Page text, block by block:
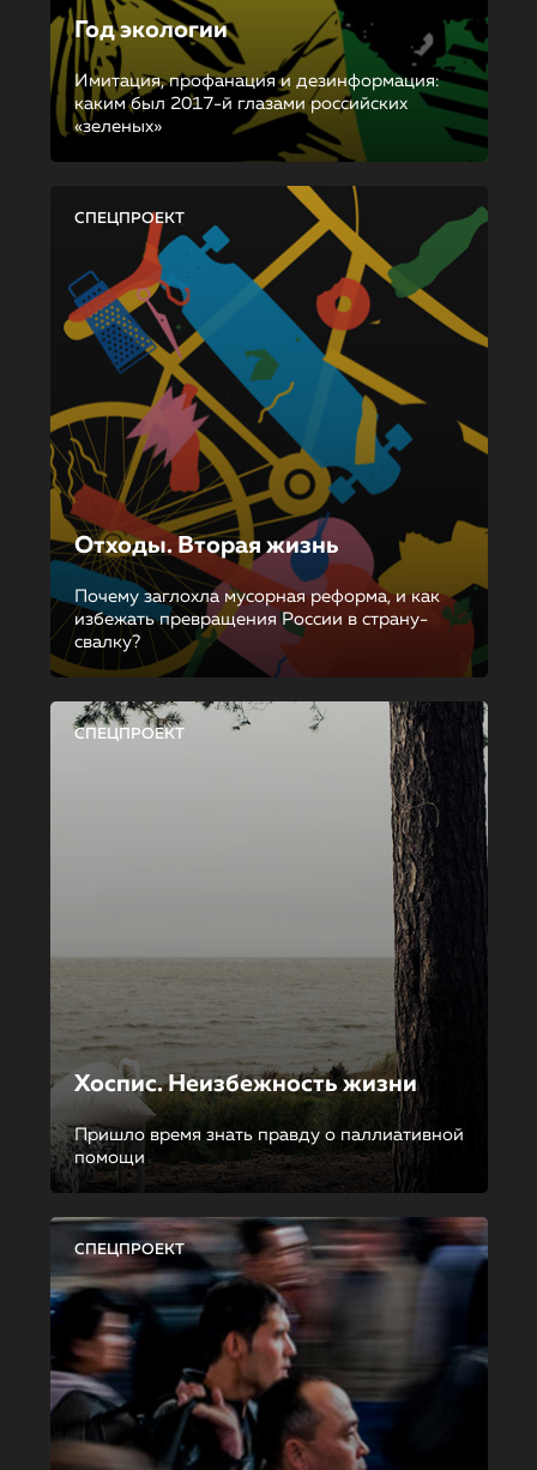
Год экологии
Имитация, профанация и дезинформация:
каким был 2017-й глазами российских
«зеленых»
СПЕЦПРОЕКТ
Отходы. Вторая жизнь
Почему заглохла мусорная реформа, и как
избежать превращения России в страну-
свалку?
СПЕЦПРОЕКТ
Хоспис. Неизбежность жизни
Пришло время знать правду о паллиативной
помощи
СПЕЦПРОЕКТ